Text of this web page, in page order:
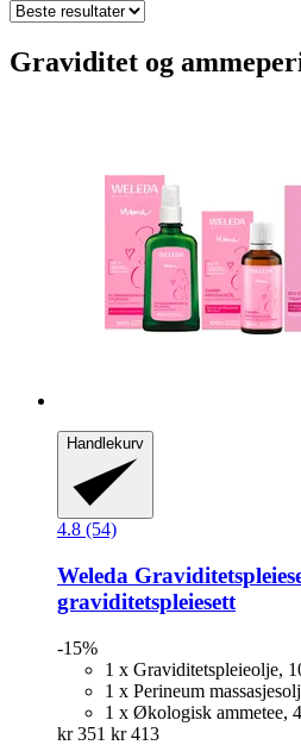
Graviditet og
Handlekurv
4.8 (54)
Weleda
graviditetspleiesett
-15%
1 x Graviditetspleieolje,
1 x Perineum
1 x Økologisk ammetee,
kr 351 kr 413